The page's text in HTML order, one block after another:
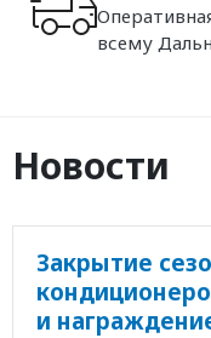
всему
Новости
Закрытие
и